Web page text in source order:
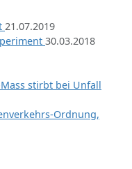
21.07.2019
30.03.2018
stirbt bei Unfall
Ordnung,